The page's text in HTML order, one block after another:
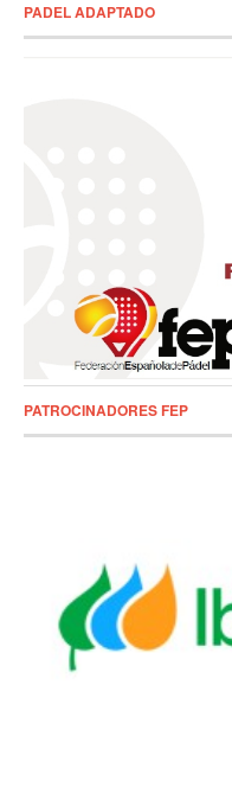
PADEL ADAPTADO
PATROCINADORES FEP